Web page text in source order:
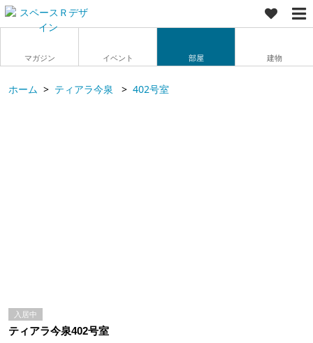
マガジン イベント 部屋 建物
ホーム ティアラ今泉 402号室
入居中
ティアラ今泉402号室